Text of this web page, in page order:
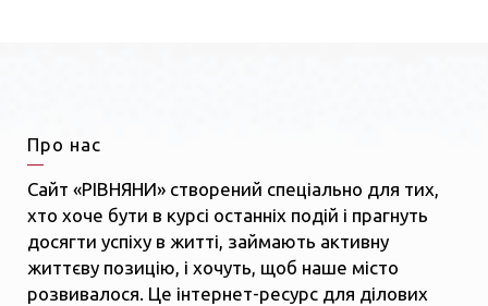
Про нас
Сайт «РІВНЯНИ» створений спеціально для тих,
хто хоче бути в курсі останніх подій і прагнуть
досягти успіху в житті, займають активну
життєву позицію, і хочуть, щоб наше місто
розвивалося. Це інтернет-ресурс для ділових